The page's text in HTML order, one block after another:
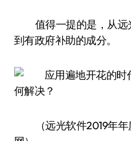
值得一提的是，从
到有政府补助的成分。
（远光软件2019年